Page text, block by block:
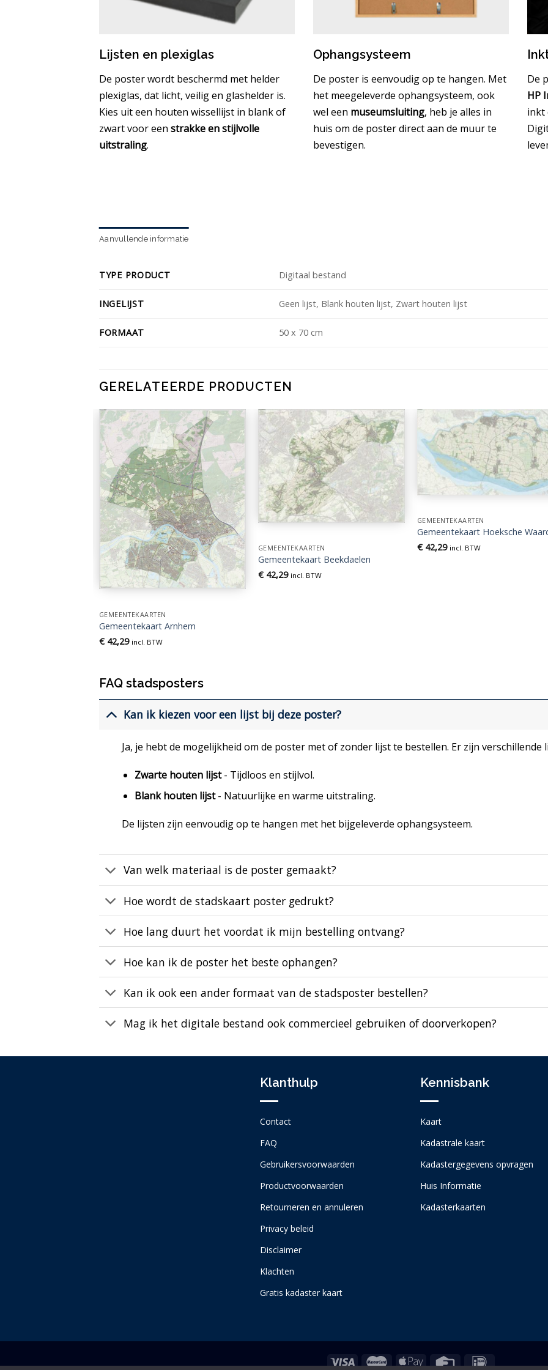
Lijsten en plexiglas
De poster wordt beschermd met helder
plexiglas, dat licht, veilig en glashelder is.
Kies uit een houten wissellijst in blank of
zwart voor een strakke en stijlvolle
uitstraling.
Ophangsysteem
De poster is eenvoudig op te hangen. Met
het meegeleverde ophangsysteem, ook
wel een museumsluiting, heb je alles in
huis om de poster direct aan de muur te
bevestigen.
De
HP
inkt
Aanvullende informatie
TYPE PRODUCT Digitaal bestand
INGELIJST Geen lijst, Blank houten lijst, Zwart houten lijst
FORMAAT 50 x 70 cm
GERELATEERDE PRODUCTEN
GEMEENTEKAARTEN
Gemeentekaart Arnhem
€42,29 incl. BTW
GEMEENTEKAARTEN
Gemeentekaart Beekdaelen
€42,29 incl. BTW
GEMEENTEKAARTEN
Gemeentekaart Hoeksche
€42,29 incl. BTW
FAQ stadsposters
Kan ik kiezen voor een lijst bij deze poster?
Ja, je hebt de mogelijkheid om de poster met of zonder lijst te bestellen. Er zijn verschillende
Zwarte houten lijst- Tijdloos en stijlvol.
Blank houten lijst- Natuurlijke en warme uitstraling.
De lijsten zijn eenvoudig op te hangen met het bijgeleverde ophangsysteem.
Van welk materiaal is de poster gemaakt?
Hoe wordt de stadskaart poster gedrukt?
Hoe lang duurt het voordat ik mijn bestelling ontvang?
Hoe kan ik de poster het beste ophangen?
Kan ik ook een ander formaat van de stadsposter bestellen?
Mag ik het digitale bestand ook commercieel gebruiken of doorverkopen?
Klanthulp
Contact
FAQ
Gebruikersvoorwaarden
Productvoorwaarden
Retourneren en annuleren
Privacy beleid
Disclaimer
Klachten
Gratis kadaster kaart
Kennisbank
Kaart
Kadastrale kaart
Kadastergegevens opvragen
Huis Informatie
Kadasterkaarten